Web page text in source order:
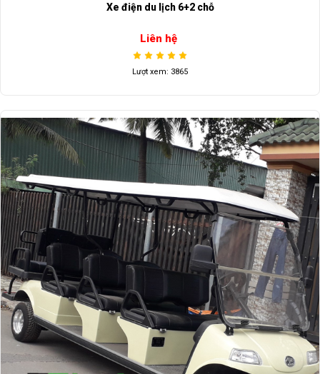
Xe điện du lịch 6+2 chỗ
Liên hệ
Lượt xem: 3865